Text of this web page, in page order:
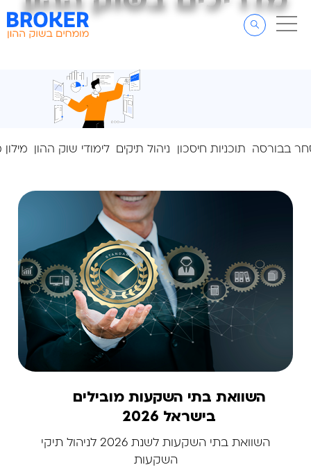
דלג לסרגל הניווט
דלג לתוכן
בבורסה תוכניות חיסכון ניהול תיקים לימודי שוק ההון
השוואת בתי השקעות מובילים
בישראל 2026
השוואת בתי השקעות לשנת 2026 לניהול תיקי
השקעות